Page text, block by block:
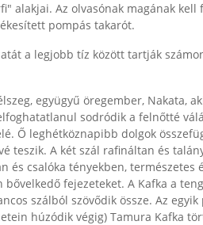
alakjai. Az olvasónak magának kell
pompás takarót.
a legjobb tíz között tartják
együgyű öregember, Nakata,
sodródik a felnőtté
Ő leghétköznapibb dolgok
teszik. A két szál rafináltan és
és csalóka tényekben, természetes
fejezeteket. A Kafka a
szálból szövődik össze. Az
húzódik végig) Tamura Kafka